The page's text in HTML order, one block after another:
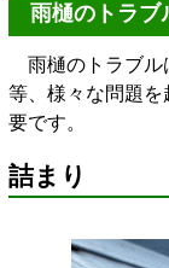
雨樋のトラブ
雨樋のトラブル
等、様々な問題
要です。
詰まり